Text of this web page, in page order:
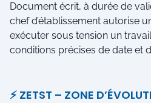
Document écrit, à durée de
chef d’établissement autorise
exécuter sous tension un
conditions précises de date et
⚡ ZETST – ZONE